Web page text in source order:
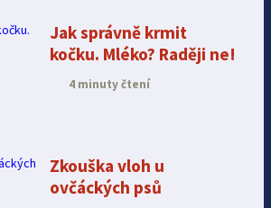
Jak správně krmit
kočku. Mléko? Raději ne!
4 minuty čtení
Zkouška vloh u
ovčáckých psů